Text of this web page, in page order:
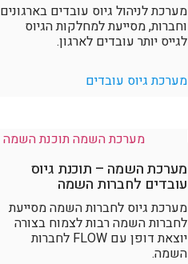
מערכת לניהול גיוס עובדים בארגונים
וחברות, מסייעת למחלקות הגיוס
לגייס יותר עובדים לארגון.
מערכת גיוס עובדים
מערכת השמה – תוכנת גיוס
עובדים לחברות השמה
מערכת גיוס לחברות השמה מסייעת
לחברות השמה רבות לצמוח בצורה
יוצאת דופן עם FLOW לחברות
השמה.